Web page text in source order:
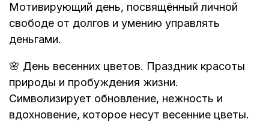
Мотивирующий день, посвящённый личной
свободе от долгов и умению управлять
деньгами.
🌸 День весенних цветов. Праздник красоты
природы и пробуждения жизни.
Символизирует обновление, нежность и
вдохновение, которое несут весенние цветы.